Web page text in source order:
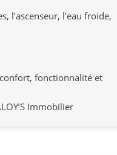
l’ascenseur, l’eau froide,
fonctionnalité et
Immobilier